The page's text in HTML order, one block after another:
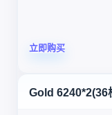
立即购买
Gold 6240*2(36